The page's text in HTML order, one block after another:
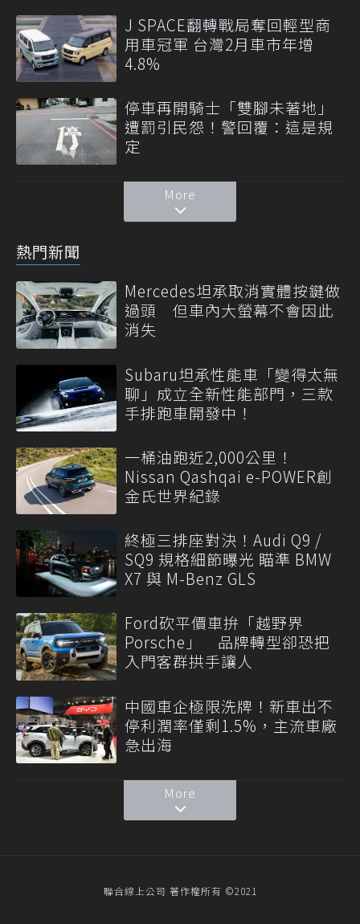
J SPACE翻轉戰局奪回輕型商
用車冠軍 台灣2月車市年增
4.8%
停車再開騎士「雙腳未著地」
遭罰引民怨！警回覆：這是規
定
More
熱門新聞
Mercedes坦承取消實體按鍵做
過頭 但車內大螢幕不會因此
消失
Subaru坦承性能車「變得太無
聊」成立全新性能部門，三款
手排跑車開發中！
一桶油跑近2,000公里！
Nissan Qashqai e-POWER創
金氏世界紀錄
終極三排座對決！Audi Q9 /
SQ9 規格細節曝光 瞄準 BMW
X7 與 M-Benz GLS
Ford砍平價車拚「越野界
Porsche」 品牌轉型卻恐把
入門客群拱手讓人
中國車企極限洗牌！新車出不
停利潤率僅剩1.5%，主流車廠
急出海
More
聯合線上公司 著作權所有 ©2021